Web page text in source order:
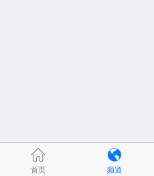
首页 频道